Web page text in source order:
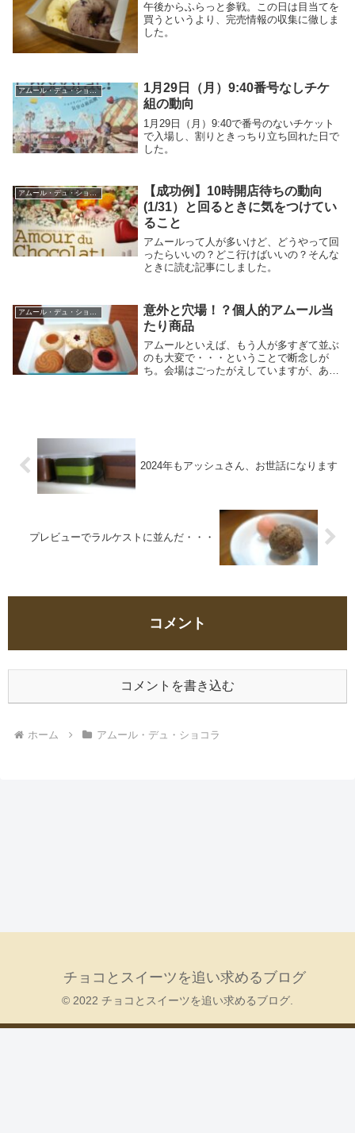
午後からふらっと参戦。この日は目当てを
買うというより、完売情報の収集に徹しま
した。
アムール・デュ・ショコラ
1月29日（月）9:40番号なしチケ
組の動向
1月29日（月）9:40で番号のないチケット
で入場し、割りときっちり立ち回れた日で
した。
アムール・デュ・ショコラ
【成功例】10時開店待ちの動向
(1/31）と回るときに気をつけてい
ること
アムールって人が多いけど、どうやって回
ったらいいの？どこ行けばいいの？そんな
ときに読む記事にしました。
意外と穴場！？個人的アムール当
たり商品
アムールといえば、もう人が多すぎて並ぶ
のも大変で・・・ということで断念しが
ち。会場はごったがえしていますが、あま
2024年もアッシュさん、お世話になります
プレビューでラルケストに並んだ・・・
コメント
コメントを書き込む
ホーム アムール・デュ・ショコラ
チョコとスイーツを追い求めるブログ
© 2022 チョコとスイーツを追い求めるブログ.